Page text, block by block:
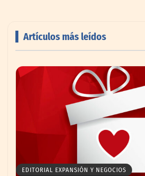
impulsando la colaboración
Artículos más leídos
EDITORIAL EXPANSIÓN Y NEGOCIOS